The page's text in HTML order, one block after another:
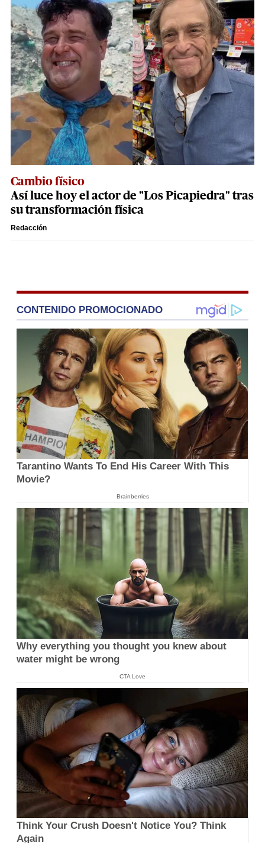
Cambio físico
Así luce hoy el actor de "Los Picapiedra" tras
su transformación física
Redacción
CONTENIDO PROMOCIONADO
Tarantino Wants To End His Career With This
Movie?
Brainberries
Why everything you thought you knew about
water might be wrong
CTA Love
Think Your Crush Doesn't Notice You? Think
Again